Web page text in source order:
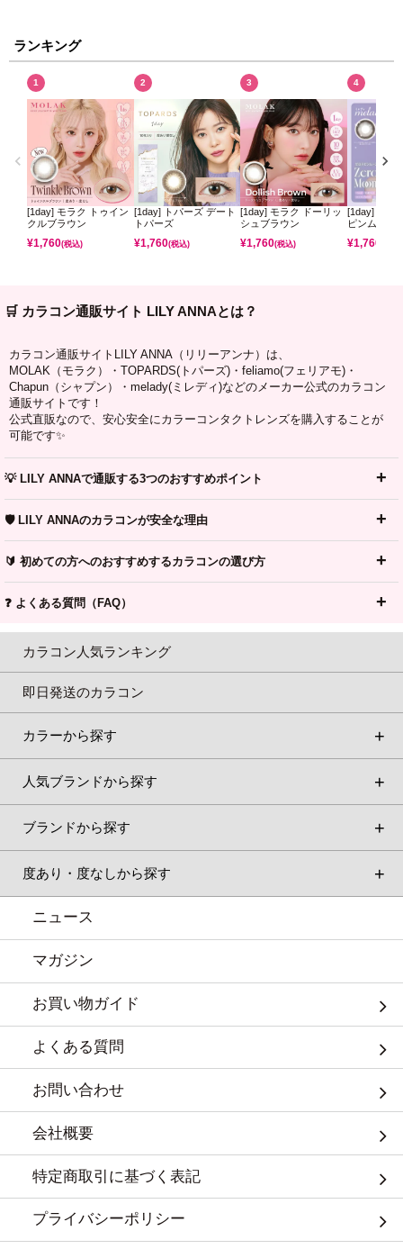
ランキング
1
[1day] モラク トゥイン
クルブラウン
¥1,760(税込)
2
[1day] トパーズ デート
トパーズ
¥1,760(税込)
3
[1day] モラク ドーリッ
シュブラウン
¥1,760(税込)
4
[1day] ミレ
ピンムーン
¥1,760
🛒 カラコン通販サイト LILY ANNAとは？
カラコン通販サイトLILY ANNA（リリーアンナ）は、
MOLAK（モラク）・TOPARDS(トパーズ)・feliamo(フェリアモ)・
Chapun（シャプン）・melady(ミレディ)などのメーカー公式のカラコン
通販サイトです！
公式直販なので、安心安全にカラーコンタクトレンズを購入することが
可能です✨
💡 LILY ANNAで通販する3つのおすすめポイント
🛡️ LILY ANNAのカラコンが安全な理由
🔰 初めての方へのおすすめするカラコンの選び方
❓ よくある質問（FAQ）
カラコン人気ランキング
即日発送のカラコン
カラーから探す
人気ブランドから探す
ブランドから探す
度あり・度なしから探す
ニュース
マガジン
お買い物ガイド
よくある質問
お問い合わせ
会社概要
特定商取引に基づく表記
プライバシーポリシー